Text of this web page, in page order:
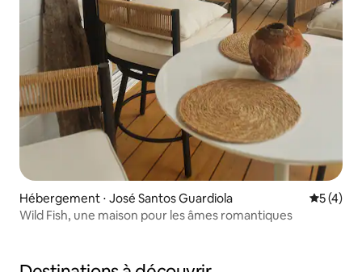
Hébergement ⋅ José Santos Guardiola
5 (4)
Wild Fish, une maison pour les âmes romantiques